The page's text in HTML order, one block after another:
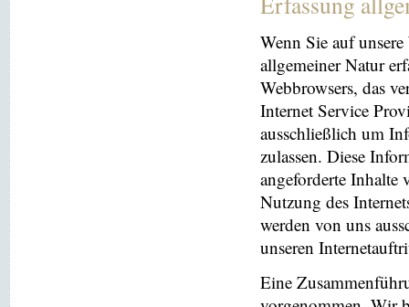
Wenn Sie auf
allgemeiner Natur
Webbrowsers, das
Internet Service
ausschließlich um
zulassen. Diese
angeforderte Inhalte
Nutzung des
werden von uns
unseren
Eine